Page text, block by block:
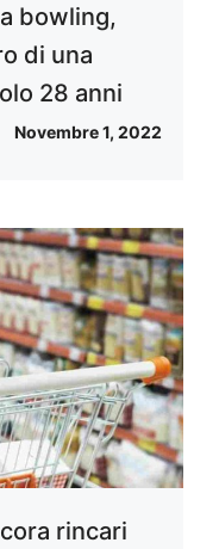
bowling,
di una
28 anni
Novembre 1, 2022
rincari